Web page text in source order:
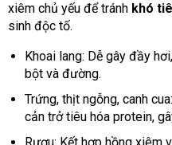
xiêm chủ yếu để tránh khó
sinh độc tố.
Khoai lang: Dễ gây đầy
bột và đường.
Trứng, thịt ngỗng, canh
cản trở tiêu hóa protein,
Rượu: Kết hợp hồng xiêm